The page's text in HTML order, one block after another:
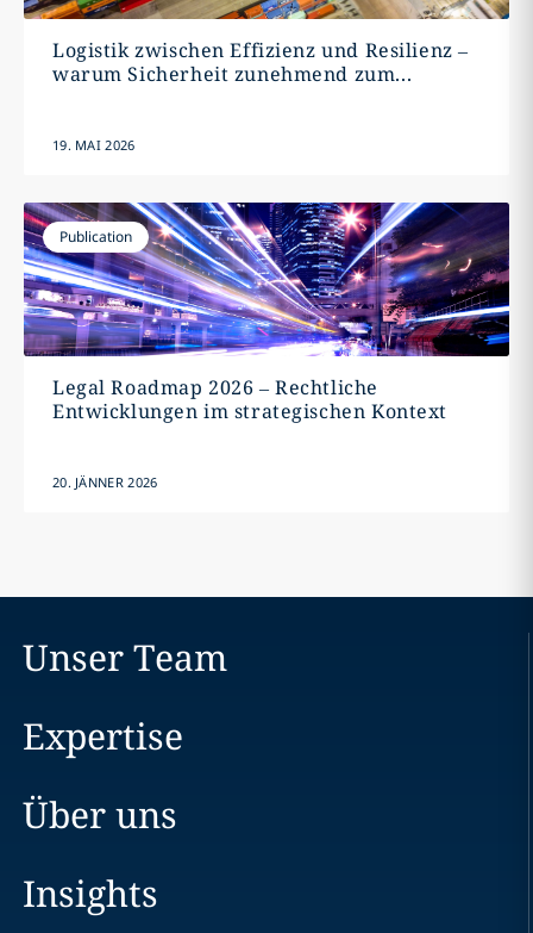
Logistik zwischen Effizienz und Resilienz –
warum Sicherheit zunehmend zum...
19. MAI 2026
Publication
Legal Roadmap 2026 – Rechtliche
Entwicklungen im strategischen Kontext
20. JÄNNER 2026
Unser Team
Expertise
Über uns
Insights